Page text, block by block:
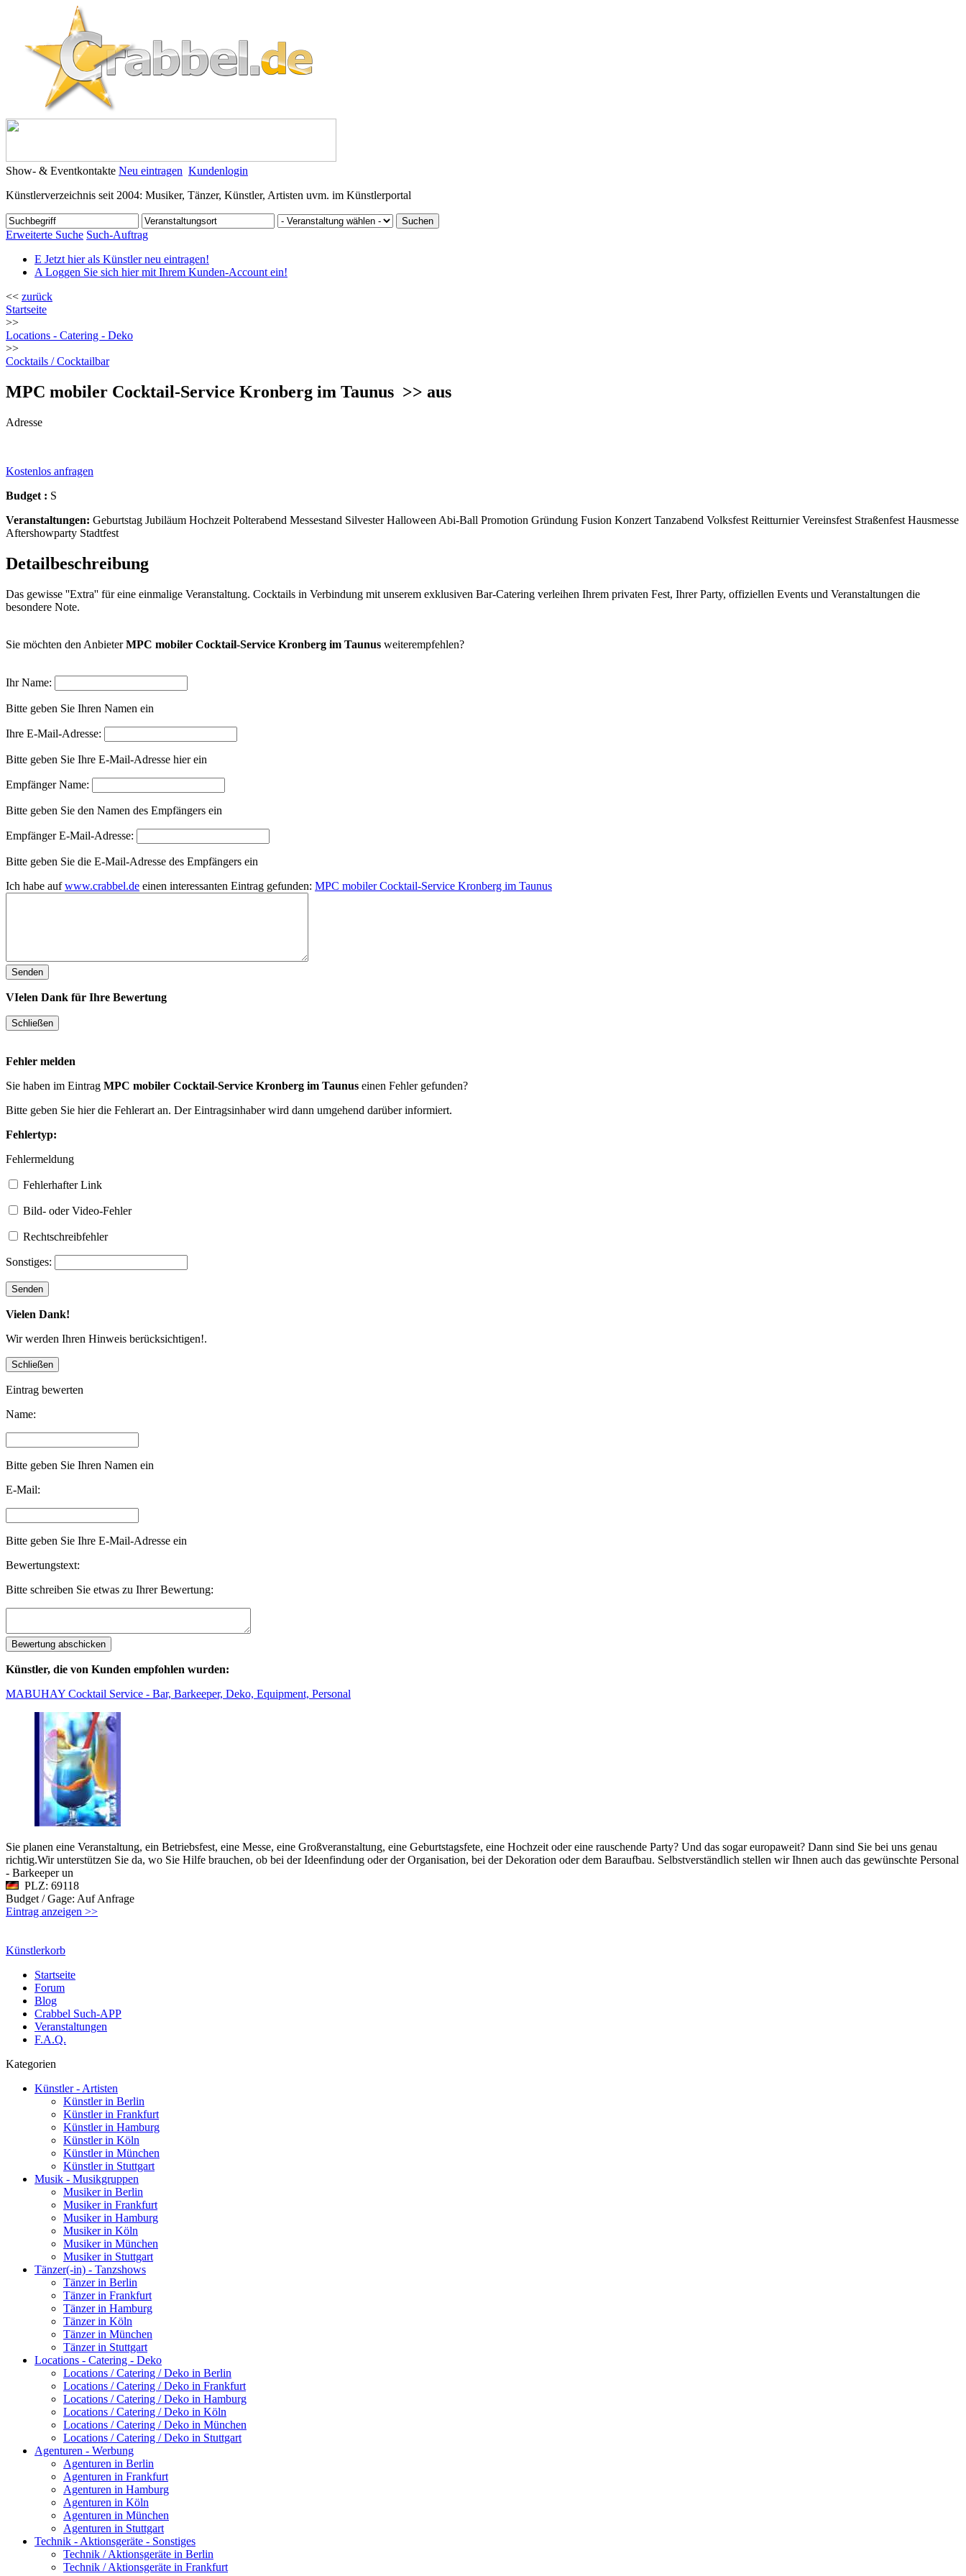
Show- & Eventkontakte Neu eintragen Kundenlogin
Künstlerverzeichnis seit 2004: Musiker, Tänzer, Künstler, Artisten uvm. im Künstlerportal
Erweiterte Suche Such-Auftrag
E Jetzt hier als Künstler neu eintragen!
A Loggen Sie sich hier mit Ihrem Kunden-Account ein!
<< zurück
Startseite
>>
Locations - Catering - Deko
>>
Cocktails / Cocktailbar
MPC mobiler Cocktail-Service Kronberg im Taunus >> aus
Adresse
Kostenlos anfragen
Budget : S
Veranstaltungen: Geburtstag Jubiläum Hochzeit Polterabend Messestand Silvester Halloween Abi-Ball Promotion Gründung Fusion Konzert Tanzabend Volksfest Reitturnier Vereinsfest Straßenfest Hausmesse
Aftershowparty Stadtfest
Detailbeschreibung
Das gewisse ''Extra'' für eine einmalige Veranstaltung. Cocktails in Verbindung mit unserem exklusiven Bar‐Catering verleihen Ihrem privaten Fest, Ihrer Party, offiziellen Events und Veranstaltungen die
besondere Note.
Sie möchten den AnbieterMPC mobiler Cocktail-Service Kronberg im Taunus weiterempfehlen?
Ihr Name:
Bitte geben Sie Ihren Namen ein
Ihre E-Mail-Adresse:
Bitte geben Sie Ihre E-Mail-Adresse hier ein
Empfänger Name:
Bitte geben Sie den Namen des Empfängers ein
Empfänger E-Mail-Adresse:
Bitte geben Sie die E-Mail-Adresse des Empfängers ein
Ich habe aufwww.crabbel.de einen interessanten Eintrag gefunden: MPC mobiler Cocktail-Service Kronberg im Taunus
VIelen Dank für Ihre Bewertung
Fehler melden
Sie haben im Eintrag MPC mobiler Cocktail-Service Kronberg im Taunus einen Fehler gefunden?
Bitte geben Sie hier die Fehlerart an. Der Eintragsinhaber wird dann umgehend darüber informiert.
Fehlertyp:
Fehlermeldung
Fehlerhafter Link
Bild- oder Video-Fehler
Rechtschreibfehler
Sonstiges:
Vielen Dank!
Wir werden Ihren Hinweis berücksichtigen!.
Eintrag bewerten
Name:
Bitte geben Sie Ihren Namen ein
E-Mail:
Bitte geben Sie Ihre E-Mail-Adresse ein
Bewertungstext:
Bitte schreiben Sie etwas zu Ihrer Bewertung:
Künstler, die von Kunden empfohlen wurden:
MABUHAY Cocktail Service - Bar, Barkeeper, Deko, Equipment, Personal
Sie planen eine Veranstaltung, ein Betriebsfest, eine Messe, eine Großveranstaltung, eine Geburtstagsfete, eine Hochzeit oder eine rauschende Party? Und das sogar europaweit? Dann sind Sie bei uns genau
richtig.Wir unterstützen Sie da, wo Sie Hilfe brauchen, ob bei der Ideenfindung oder der Organisation, bei der Dekoration oder dem Baraufbau. Selbstverständlich stellen wir Ihnen auch das gewünschte Personal
- Barkeeper un
PLZ: 69118
Budget / Gage: Auf Anfrage
Eintrag anzeigen >>
Künstlerkorb
Startseite
Forum
Blog
Crabbel Such-APP
Veranstaltungen
F.A.Q.
Kategorien
Künstler - Artisten
Künstler in Berlin
Künstler in Frankfurt
Künstler in Hamburg
Künstler in Köln
Künstler in München
Künstler in Stuttgart
Musik - Musikgruppen
Musiker in Berlin
Musiker in Frankfurt
Musiker in Hamburg
Musiker in Köln
Musiker in München
Musiker in Stuttgart
Tänzer(-in) - Tanzshows
Tänzer in Berlin
Tänzer in Frankfurt
Tänzer in Hamburg
Tänzer in Köln
Tänzer in München
Tänzer in Stuttgart
Locations - Catering - Deko
Locations / Catering / Deko in Berlin
Locations / Catering / Deko in Frankfurt
Locations / Catering / Deko in Hamburg
Locations / Catering / Deko in Köln
Locations / Catering / Deko in München
Locations / Catering / Deko in Stuttgart
Agenturen - Werbung
Agenturen in Berlin
Agenturen in Frankfurt
Agenturen in Hamburg
Agenturen in Köln
Agenturen in München
Agenturen in Stuttgart
Technik - Aktionsgeräte - Sonstiges
Technik / Aktionsgeräte in Berlin
Technik / Aktionsgeräte in Frankfurt